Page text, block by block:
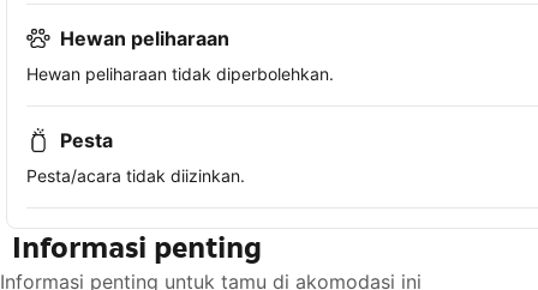
Hewan peliharaan
Hewan peliharaan tidak diperbolehkan.
Pesta
Pesta/acara tidak diizinkan.
Informasi penting
Informasi penting untuk tamu di akomodasi ini